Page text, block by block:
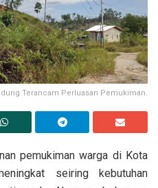
Terancam Perluasan Pemukiman.
pemukiman warga di Kota
seiring kebutuhan